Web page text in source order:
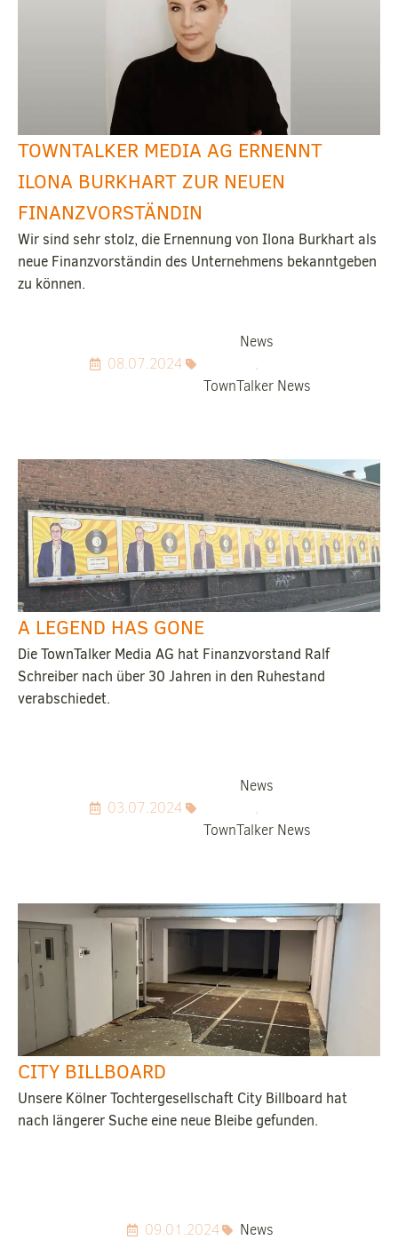
TOWNTALKER MEDIA AG ERNENNT
ILONA BURKHART ZUR NEUEN
FINANZVORSTÄNDIN
Wir sind sehr stolz, die Ernennung von Ilona Burkhart als
neue Finanzvorständin des Unternehmens bekanntgeben
zu können.
08.07.2024
News
,
TownTalker News
A LEGEND HAS GONE
Die TownTalker Media AG hat Finanzvorstand Ralf
Schreiber nach über 30 Jahren in den Ruhestand
verabschiedet.
03.07.2024
News
,
TownTalker News
CITY BILLBOARD
Unsere Kölner Tochtergesellschaft City Billboard hat
nach längerer Suche eine neue Bleibe gefunden.
09.01.2024 News